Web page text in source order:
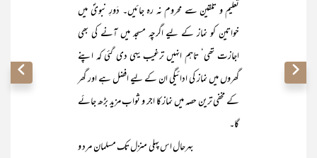
تعلیم و تلقین سے محروم نہ رہ جائیں۔ دَورِ نبویؐ میں
خواتین کو نماز کے لیے اگرچہ مسجد میں آنے کی بھی
اجازت تھی‘ تاہم انہیں ترغیب یہی دی گئی کہ اپنے
گھروں میں نماز کی ادائیگی ان کے لیے افضل ہے اور گھر
کے مخفی ترین حصہ میں نماز کا اجر و ثواب مزید بڑھ جائے
گا۔
بہرحال اس پہلی منزل تک مسلمان مرد و